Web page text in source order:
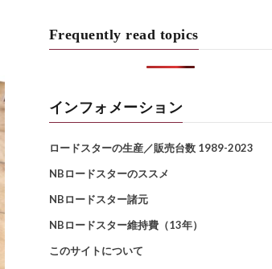
Frequently read topics
インフォメーション
ロードスターの生産／販売台数 1989-2023
NBロードスターのススメ
NBロードスター諸元
NBロードスター維持費（13年）
このサイトについて